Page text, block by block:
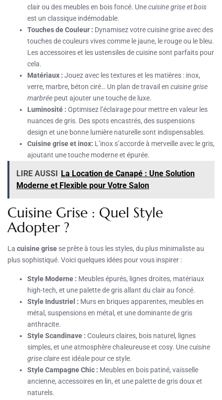
clair ou des meubles en bois foncé. Unecuisine grise et bois
est un classique indémodable.
Touches de Couleur : Dynamisez votre cuisine grise avec des
touches de couleurs vives comme le jaune, le rouge ou le bleu.
Les accessoires et les ustensiles de cuisine sont parfaits pour
cela.
Matériaux : Jouez avec les textures et les matières : inox,
verre, marbre, béton ciré… Un plan de travail en cuisine grise
marbrée peut ajouter une touche de luxe.
Luminosité : Optimisez l’éclairage pour mettre en valeur les
nuances de gris. Des spots encastrés, des suspensions
design et une bonne lumière naturelle sont indispensables.
Cuisine grise et inox: L’inox s’accorde à merveille avec le gris,
ajoutant une touche moderne et épurée.
LIRE AUSSI La Location de Canapé : Une Solution
Moderne et Flexible pour Votre Salon
Cuisine Grise : Quel Style
Adopter ?
La cuisine grise se prête à tous les styles, du plus minimaliste au
plus sophistiqué. Voici quelques idées pour vous inspirer :
Style Moderne : Meubles épurés, lignes droites, matériaux
high-tech, et une palette de gris allant du clair au foncé.
Style Industriel : Murs en briques apparentes, meubles en
métal, suspensions en métal, et une dominante de gris
anthracite.
Style Scandinave : Couleurs claires, bois naturel, lignes
simples, et une atmosphère chaleureuse et cosy. Unecuisine
grise claireest idéale pour ce style.
Style Campagne Chic : Meubles en bois patiné, vaisselle
ancienne, accessoires en lin, et une palette de gris doux et
naturels.